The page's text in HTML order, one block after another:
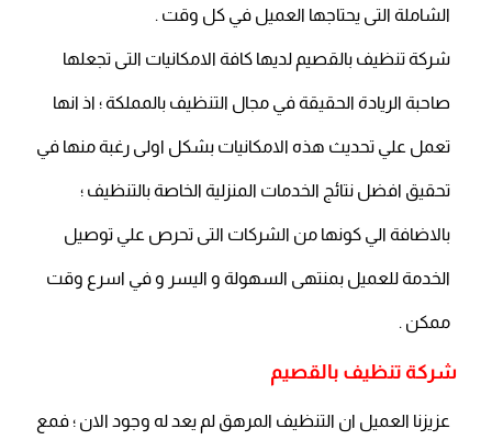
الشاملة التى يحتاجها العميل في كل وقت .
شركة تنظيف بالقصيم لديها كافة الامكانيات التى تجعلها
صاحبة الريادة الحقيقة في مجال التنظيف بالمملكة ؛ اذ انها
تعمل علي تحديث هذه الامكانيات بشكل اولى رغبة منها في
تحقيق افضل نتائج الخدمات المنزلية الخاصة بالتنظيف ؛
بالاضافة الي كونها من الشركات التى تحرص علي توصيل
الخدمة للعميل بمنتهى السهولة و اليسر و في اسرع وقت
ممكن .
شركة تنظيف بالقصيم
عزيزنا العميل ان التنظيف المرهق لم يعد له وجود الان ؛ فمع